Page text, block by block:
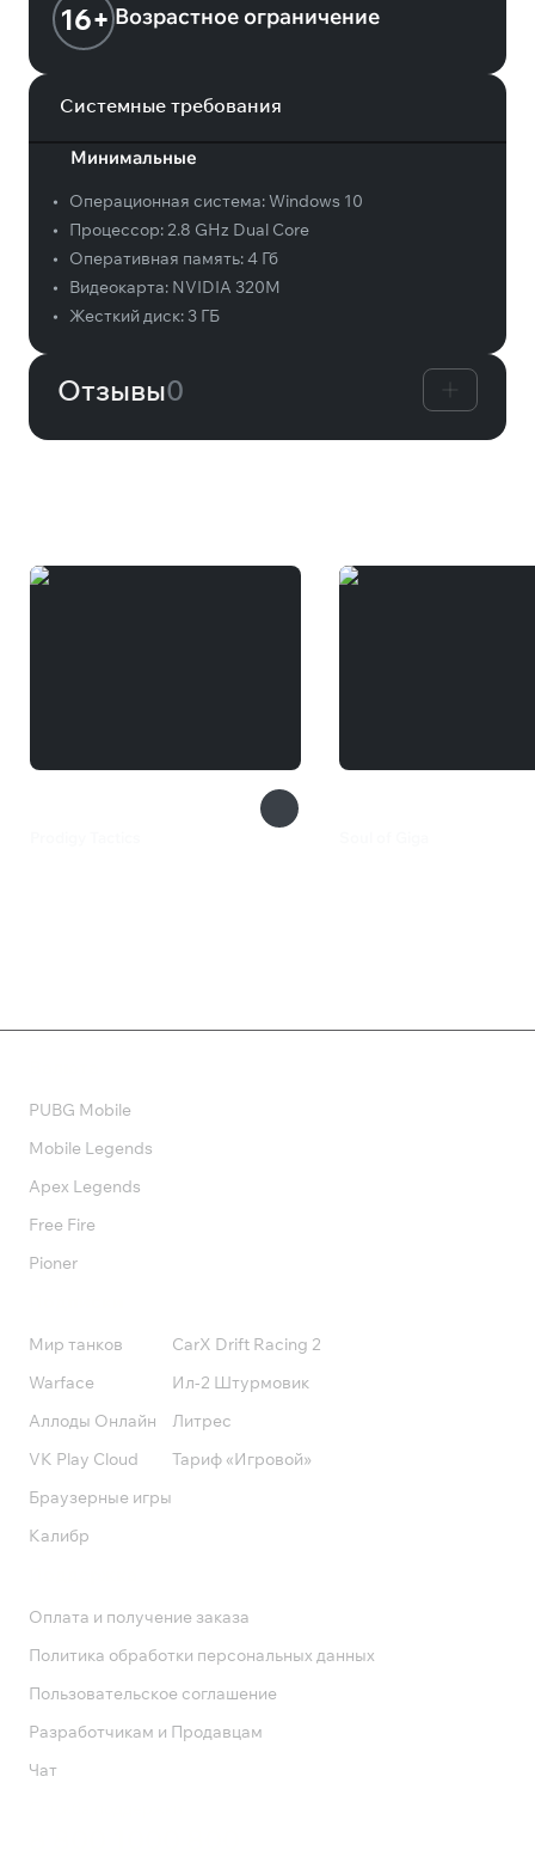
16+ Возрастное ограничение
Системные требования
Минимальные
• Операционная система:Windows 10
•
Процессор:2.8 GHz Dual Core
•
Оперативная память:4 Гб
•
Видеокарта: NVIDIA 320M
•
Жесткий диск: 3 ГБ
Отзывы0
PUBG Mobile
Mobile Legends
Apex Legends
Free Fire
Pioner
Мир танков
Warface
Аллоды Онлайн
VK Play Cloud
Браузерные игры
Калибр
CarX Drift Racing 2
Ил-2 Штурмовик
Литрес
Тариф «Игровой»
Оплата и получение заказа
Политика обработки персональных данных
Пользовательское соглашение
Разработчикам и Продавцам
Чат